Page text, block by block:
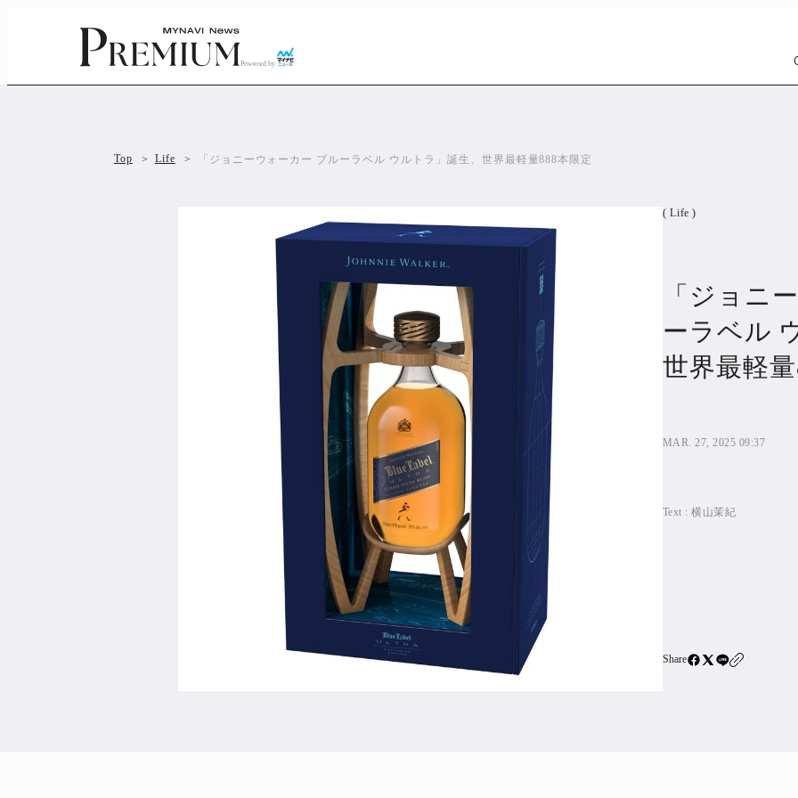
Powered by
Car 1299
PR
SBIネオ
All Articles
Top Life 「ジョニーウォーカー ブルーラベル ウルトラ」誕生、世界最軽量888本限定
( Life )
「ジョニ
ーラベル
世界最軽
MAR. 27, 2025 09:37
Text :横山茉紀
Share